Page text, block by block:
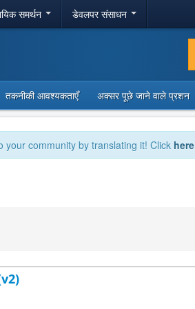
समर्थन डेवलपर संसाधन
तकनीकी आवश्यकताएँ अक्सर पूछे जाने वाले प्रशन
community by translating it! Click here